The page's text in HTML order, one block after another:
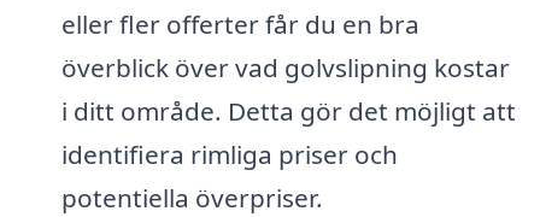
eller fler offerter får du en bra
överblick över vad golvslipning kostar
i ditt område. Detta gör det möjligt att
identifiera rimliga priser och
potentiella överpriser.